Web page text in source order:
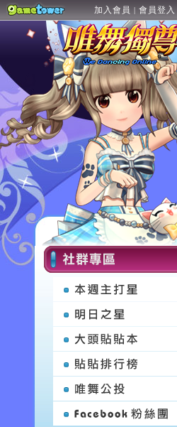
加入會員 | 會員登入